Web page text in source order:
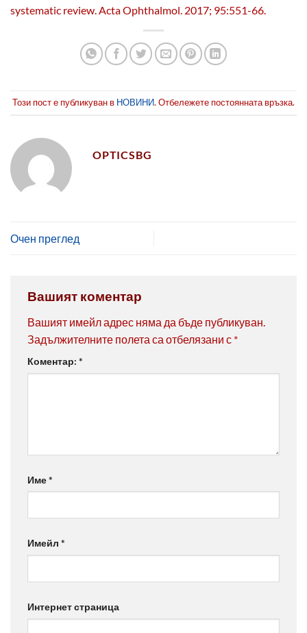
systematic review. Acta Ophthalmol. 2017; 95:551-66.
Този пост е публикуван в НОВИНИ. Отбележете постоянната връзка.
OPTICSBG
Очен преглед
Вашият коментар
Вашият имейл адрес няма да бъде публикуван.
Задължителните полета са отбелязани с *
Коментар: *
Име*
Имейл *
Интернет страница